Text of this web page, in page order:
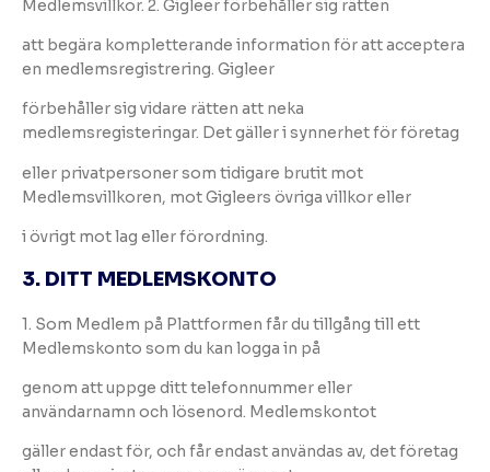
Medlemsvillkor. 2. Gigleer förbehåller sig rätten
att begära kompletterande information för att acceptera
en medlemsregistrering. Gigleer
förbehåller sig vidare rätten att neka
medlemsregisteringar. Det gäller i synnerhet för företag
eller privatpersoner som tidigare brutit mot
Medlemsvillkoren, mot Gigleers övriga villkor eller
i övrigt mot lag eller förordning.
3. DITT MEDLEMSKONTO
1. Som Medlem på Plattformen får du tillgång till ett
Medlemskonto som du kan logga in på
genom att uppge ditt telefonnummer eller
användarnamn och lösenord. Medlemskontot
gäller endast för, och får endast användas av, det företag